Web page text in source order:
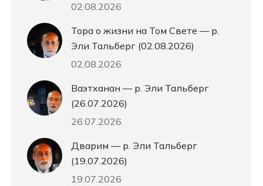
02.08.2026
Тора о жизни на Том Свете — р.
Эли Тальберг (02.08.2026)
02.08.2026
Ваэтханан — р. Эли Тальберг
(26.07.2026)
26.07.2026
Дварим — р. Эли Тальберг
(19.07.2026)
19.07.2026